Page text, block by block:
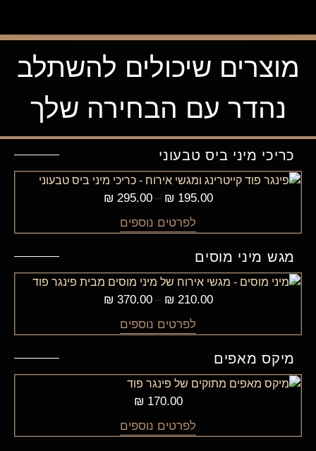
מוצרים שיכולים להשתלב
נהדר עם הבחירה שלך
כריכי מיני ביס טבעוני
₪ 195.00
–
₪ 295.00
לפרטים נוספים
מגש מיני מוסים
₪ 210.00
–
₪ 370.00
לפרטים נוספים
מיקס מאפים
₪ 170.00
לפרטים נוספים